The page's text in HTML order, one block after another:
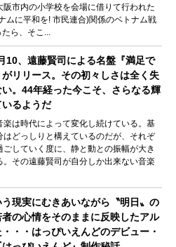
阪市内の小学校を会場に借りて行われた
ムに平和を! 市民連合)関係のベトナム戦
ら、そこ...
10、遠藤賢司による名盤『満足で
がリリース。その初々しさは全く失
。44年経った今こそ、さらなる輝
いるようだ
楽は時代によって変化し続けている。基
はどっしりと構えているのだが、それぞ
ごしていく度に、静と動との振幅が大き
。その遠藤賢司が自分しか出来ない音楽
う現実にむきあいながら〝明日〟の
者の心情をそのままに反映したアル
・・はっぴいえんどのデビュー・